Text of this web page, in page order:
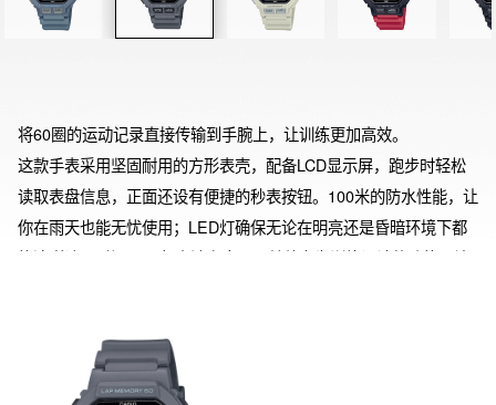
将60圈的运动记录直接传输到手腕上，让训练更加高效。
这款手表采用坚固耐用的方形表壳，配备LCD显示屏，跑步时轻松
读取表盘信息，正面还设有便捷的秒表按钮。100米的防水性能，让
你在雨天也能无忧使用；LED灯确保无论在明亮还是昏暗环境下都
能清晰读取时间；10年电池寿命以及其他专为训练设计的功能，让